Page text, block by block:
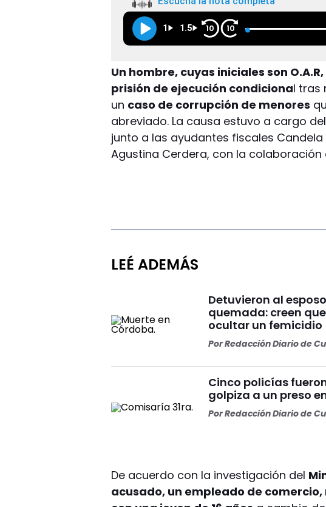
1 1.5 10 10
Un hombre, cuyas iniciales son
prisión de ejecución condicional tras
un caso de corrupción de menores
abreviado. La causa estuvo a cargo
junto a las ayudantes fiscales Candela
Agustina Cerdera, con la colaboración
LEÉ ADEMÁS
Detuvieron al
quemada: creen
ocultar un femicidio
PorRedacción Diario de
Cinco policías
golpiza a un preso
PorRedacción Diario de
De acuerdo con la investigación del
acusado, un empleado de